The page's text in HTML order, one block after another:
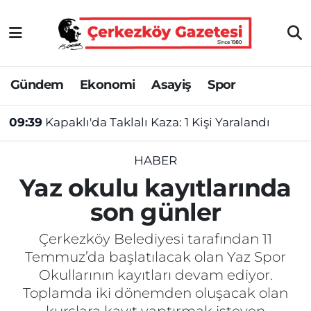
Gündem Ekonomi Asayiş Spor
09:39 Kapaklı'da Taklalı Kaza: 1 Kişi Yaralandı
HABER
Yaz okulu kayıtlarında
son günler
Çerkezköy Belediyesi tarafından 11
Temmuz’da başlatılacak olan Yaz Spor
Okullarının kayıtları devam ediyor.
Toplamda iki dönemden oluşacak olan
Asayiş
Ekonomi
Gündem
Kültür&Sanat
Manşet
SAĞLIK
Spor
Tekirdağ Nöbetçi Eczaneler
Tekirdağ Hava Durumu
Tekirdağ Namaz Vakitleri
Tekirdağ Trafik Yoğunluk Haritası
Süper Lig Puan Durumu ve Fikstür
Tüm Manşetler
Son Dakika Haberleri
Haber Arşivi